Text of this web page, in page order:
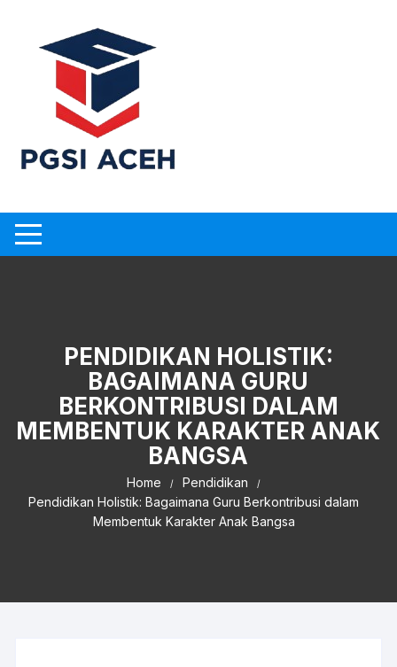
content
PENDIDIKAN HOLISTIK:
BAGAIMANA GURU
BERKONTRIBUSI DALAM
MEMBENTUK KARAKTER ANAK
BANGSA
Home
Pendidikan
Pendidikan Holistik: Bagaimana Guru Berkontribusi dalam
Membentuk Karakter Anak Bangsa